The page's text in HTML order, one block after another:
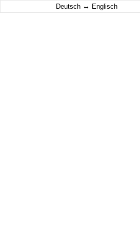
Deutsch ↔ Englisch